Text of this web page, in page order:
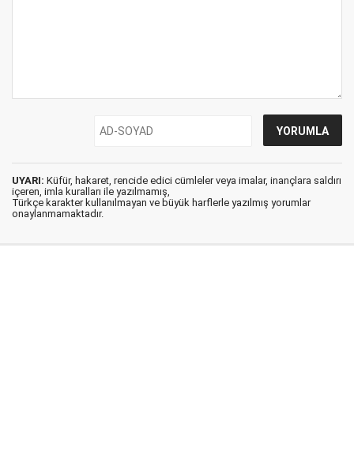
UYARI: Küfür, hakaret, rencide edici cümleler veya imalar, inançlara saldırı
içeren, imla kuralları ile yazılmamış,
Türkçe karakter kullanılmayan ve büyük harflerle yazılmış yorumlar
onaylanmamaktadır.